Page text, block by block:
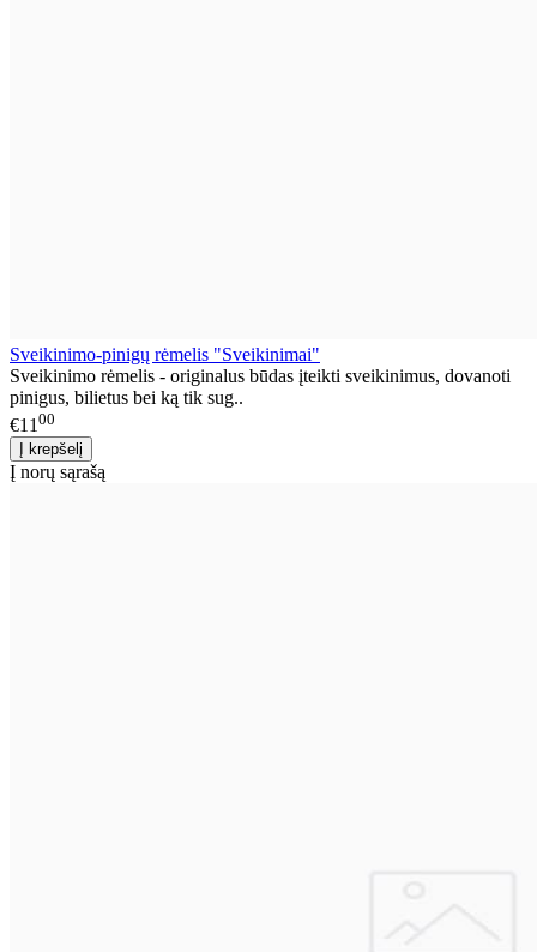
Sveikinimo-pinigų rėmelis "Sveikinimai"
Sveikinimo rėmelis - originalus būdas įteikti sveikinimus, dovanoti
pinigus, bilietus bei ką tik sug..
€11 00
Į norų sąrašą